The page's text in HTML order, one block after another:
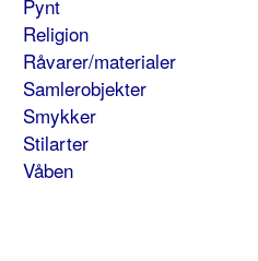
Pynt
Religion
Råvarer/materialer
Samlerobjekter
Smykker
Stilarter
Våben